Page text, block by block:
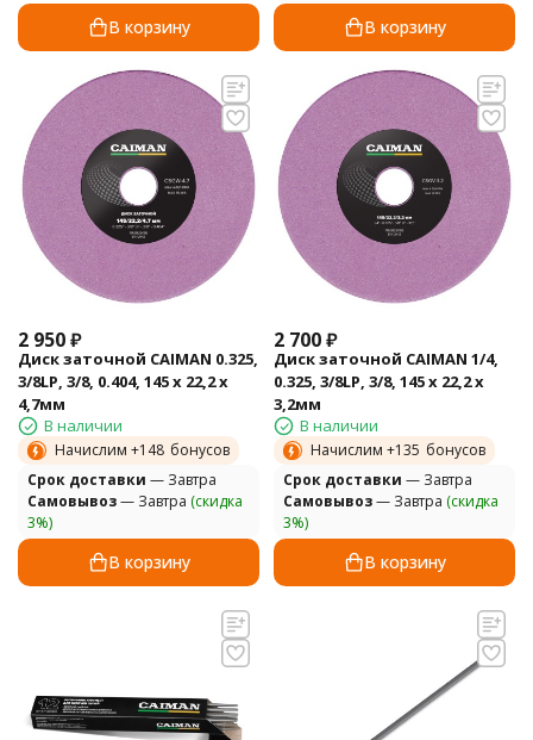
В корзину В корзину
2 950₽
Диск заточной CAIMAN 0.325,
3/8LP, 3/8, 0.404, 145 x 22,2 x
4,7мм
В наличии
Начислим +148 бонусов
Cрок доставки — Завтра
Самовывоз— Завтра (скидка
3%)
В корзину
2 700₽
Диск заточной CAIMAN 1/4,
0.325, 3/8LP, 3/8, 145 x 22,2 x
3,2мм
В наличии
Начислим +135 бонусов
Cрок доставки — Завтра
Самовывоз— Завтра (скидка
3%)
В корзину